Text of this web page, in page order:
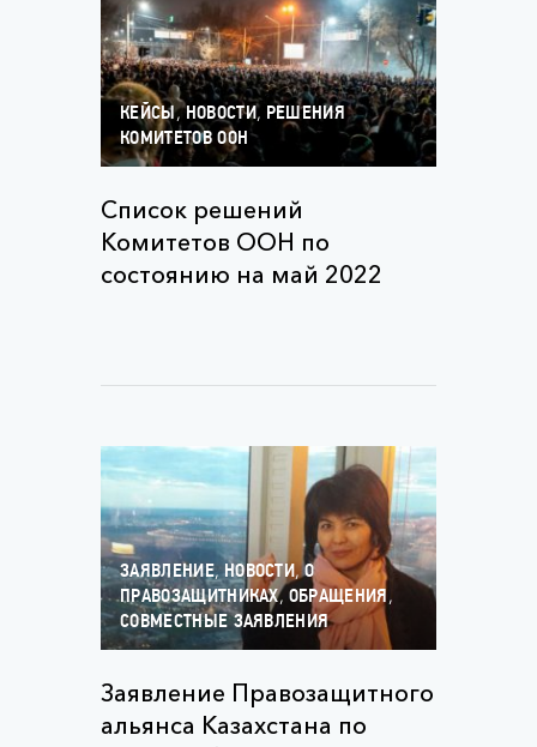
КЕЙСЫ,НОВОСТИ, РЕШЕНИЯ
КОМИТЕТОВ ООН
Список решений
Комитетов ООН по
состоянию на май 2022
ЗАЯВЛЕНИЕ,НОВОСТИ,О
ПРАВОЗАЩИТНИКАХ, ОБРАЩЕНИЯ,
СОВМЕСТНЫЕ ЗАЯВЛЕНИЯ
Заявление Правозащитного
альянса Казахстана по